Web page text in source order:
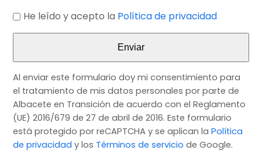
He leído y acepto la Política de privacidad
Enviar
Al enviar este formulario doy mi consentimiento para
el tratamiento de mis datos personales por parte de
Albacete en Transición de acuerdo con el Reglamento
(UE) 2016/679 de 27 de abril de 2016. Este formulario
está protegido por reCAPTCHA y se aplican laPolítica
de privacidad y los Términos de servicio de Google.